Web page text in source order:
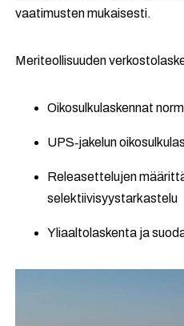
vaatimusten mukaisesti.
Meriteollisuuden
Oikosulkulaskennat
UPS‑jakelun
Releasettelujen
selektiivisyystarkastelu
Yliaaltolaskenta ja